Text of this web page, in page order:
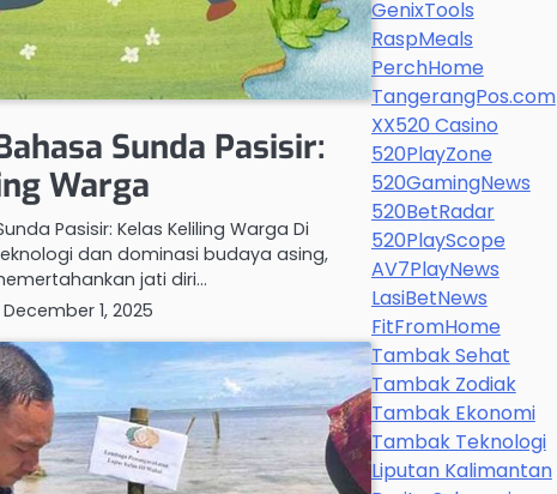
Sunda Pasisir:
Warga
Pasisir: Kelas Keliling Warga Di
dan dominasi budaya asing,
jati diri…
December 1, 2025
GenixTools
RaspMeals
PerchHome
TangerangPos.com
XX520 Casino
520PlayZone
520GamingNews
520BetRadar
520PlayScope
AV7PlayNews
LasiBetNews
FitFromHome
Tambak Sehat
Tambak Zodiak
Tambak Ekonomi
Tambak Teknologi
Liputan Kalimantan